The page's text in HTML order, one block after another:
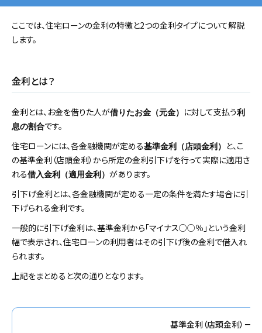
ここでは、住宅ローンの金利の特徴と2つの金利タイプについて解説
します。
金利とは？
金利とは、お金を借りた人が借りたお金（元金） に対して支払う利
息の割合です。
住宅ローンには、各金融機関が定める基準金利（店頭金利）
と、こ
の基準金利（店頭金利）から所定の金利引下げを行って実際に適用さ
れる借入金利（適用金利） があります。
引下げ金利とは、各金融機関が定める一定の条件を満たす場合に引
下げられる金利です。
一般的に引下げ金利は、基準金利から「マイナス○○％」という金利
幅で表示され、住宅ローンの利用者はその引下げ後の金利で借入れ
られます。
上記をまとめると次の通りとなります。
基準金利（店頭金利）－